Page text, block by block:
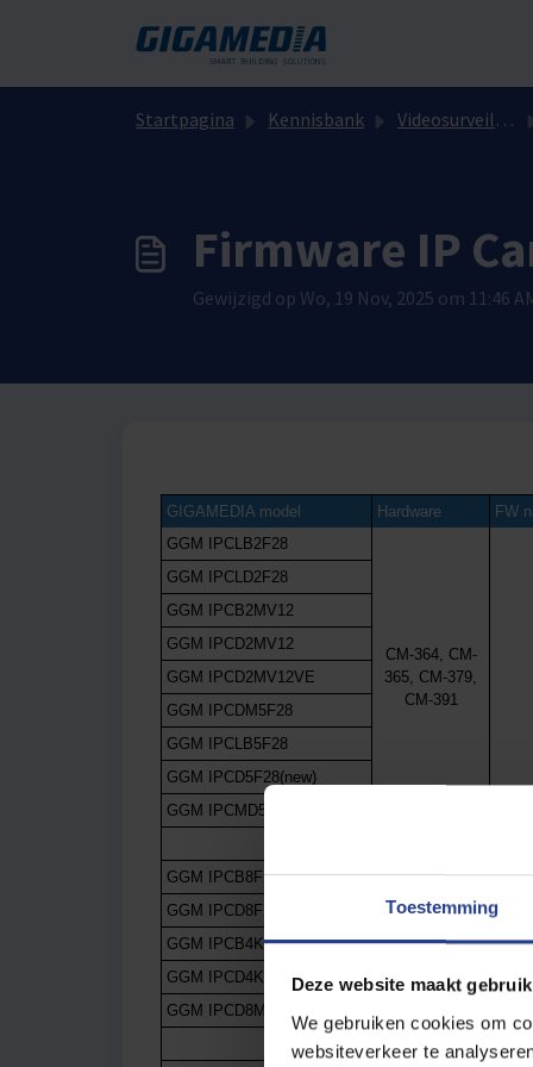
Toestemming
Deze website maakt
We gebruiken cookies om
websiteverkeer te
Startpagina Kennisbank Videosurveillance
Firmware IP
Gewijzigd op Wo, 19 Nov, 2025 om 11:46
GIGAMEDIA model Hardware
FW
GGM IPCLB2F28
CM-364, CM-
365, CM-379,
CM-391
GGM IPCLD2F28
GGM IPCB2MV12
GGM IPCD2MV12
GGM IPCD2MV12VE
GGM IPCDM5F28
GGM IPCLB5F28
GGM IPCD5F28(new)
GGM IPCMD5F28
GGM IPCB8F28
GGM IPCD8F28
GGM IPCB4KV12
GGM IPCD4KV12
GGM IPCD8MV12VE